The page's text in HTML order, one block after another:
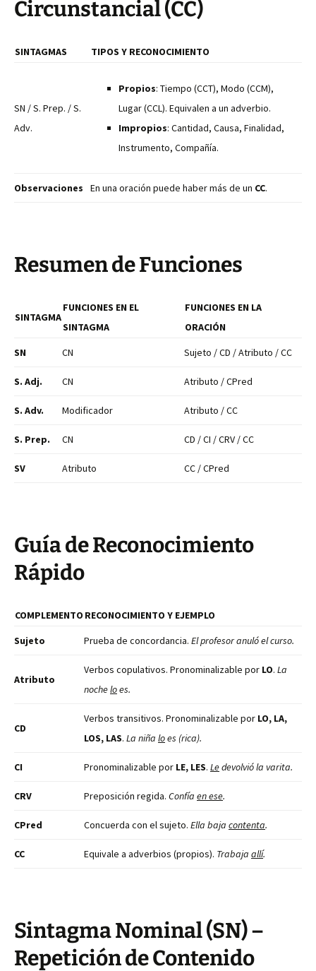
Circunstancial (CC)
SINTAGMAS TIPOS Y RECONOCIMIENTO
SN / S. Prep. / S.
Adv.
Propios: Tiempo (CCT), Modo (CCM),
Lugar (CCL). Equivalen a un adverbio.
Impropios: Cantidad, Causa, Finalidad,
Instrumento, Compañía.
Observaciones En una oración puede haber más de un CC.
Resumen de Funciones
SINTAGMA
FUNCIONES EN EL
SINTAGMA
FUNCIONES EN LA
ORACIÓN
SN
CN Sujeto / CD / Atributo / CC
S. Adj. CN Atributo / CPred
S. Adv. Modificador Atributo / CC
S. Prep. CN CD / CI / CRV / CC
SV Atributo CC / CPred
Guía de Reconocimiento
Rápido
COMPLEMENTO RECONOCIMIENTO Y EJEMPLO
Sujeto
Prueba de concordancia. El profesor anuló el curso.
Atributo
Verbos copulativos. Pronominalizable por LO. La
nocheloes.
CD
Verbos transitivos. Pronominalizable por LO, LA,
LOS, LAS. La niña loes (rica).
CI Pronominalizable por LE, LES. Ledevolvió la varita.
CRV Preposición regida. Confía en ese.
CPred Concuerda con el sujeto. Ella baja contenta.
CC Equivale a adverbios (propios). Trabaja allí.
Sintagma Nominal (SN) –
Repetición de Contenido